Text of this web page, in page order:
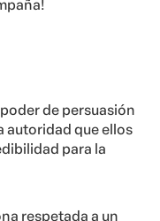
de persuasión
autoridad que ellos
para la
respetada a un